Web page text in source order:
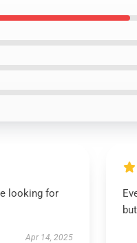
looking for
Apr 14, 2025